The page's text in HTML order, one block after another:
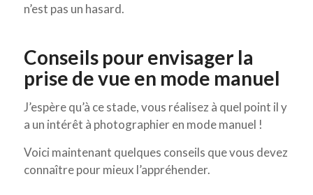
n’est pas un hasard.
Conseils pour envisager la
prise de vue en mode manuel
J’espère qu’à ce stade, vous réalisez à quel point il y
a un intérêt à photographier en mode manuel !
Voici maintenant quelques conseils que vous devez
connaître pour mieux l’appréhender.